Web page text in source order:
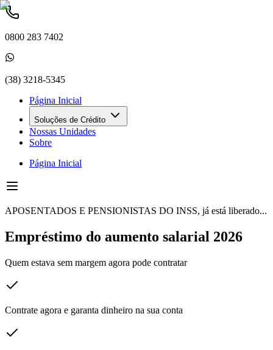
0800 283 7402
(38) 3218-5345
Página Inicial
Soluções de Crédito
Nossas Unidades
Sobre
Página Inicial
APOSENTADOS E PENSIONISTAS DO INSS, já está liberado...
Empréstimo do aumento salarial 2026
Quem estava sem margem agora pode contratar
Contrate agora e garanta dinheiro na sua conta